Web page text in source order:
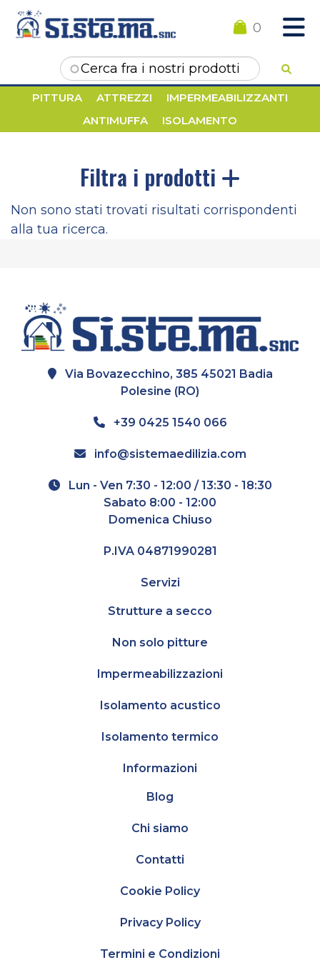
0
Form di ricerca
PITTURA ATTREZZI
IMPERMEABILIZZANTI
ANTIMUFFA
ISOLAMENTO
Filtra i prodotti
Non sono stati trovati risultati corrispondenti
alla tua ricerca.
Via Bovazecchino, 385 45021 Badia
Polesine (RO)
+39 0425 1540 066
info@sistemaedilizia.com
Lun - Ven 7:30 - 12:00 / 13:30 - 18:30
Sabato 8:00 - 12:00
Domenica Chiuso
P.IVA 04871990281
Servizi
Strutture a secco
Non solo pitture
Impermeabilizzazioni
Isolamento acustico
Isolamento termico
Informazioni
Blog
Chi siamo
Contatti
Cookie Policy
Privacy Policy
Termini e Condizioni